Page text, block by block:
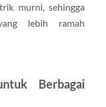
murni, sehingga
lebih ramah
Berbagai